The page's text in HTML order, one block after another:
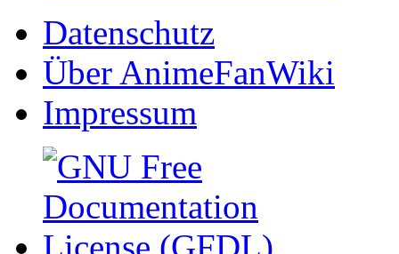
Datenschutz
Über AnimeFanWiki
Impressum